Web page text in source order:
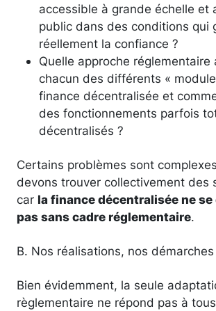
accessible à grande échelle et
public dans des conditions qui
réellement la confiance ?
Quelle approche réglementaire
chacun des différents «
finance décentralisée et
des fonctionnements parfois
décentralisés ?
Certains problèmes sont
devons trouver collectivement des
car la finance décentralisée ne
pas sans cadre réglementaire.
B. Nos réalisations, nos démarches
Bien évidemment, la seule
règlementaire ne répond pas à